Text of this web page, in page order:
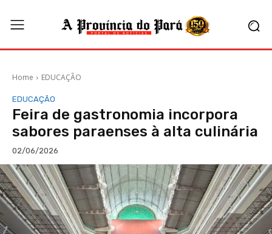
Home EDUCAÇÃO
EDUCAÇÃO
Feira de gastronomia incorpora
sabores paraenses à alta culinária
02/06/2026